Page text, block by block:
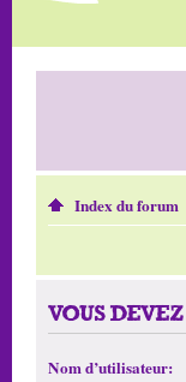
Index du forum
VOUS
Nom d’utilisateur: